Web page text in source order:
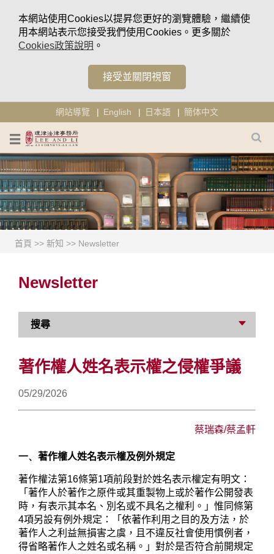
本網站使用Cookies以提昇您更好的瀏覽體驗，繼續使
用本網站表示您接受我們使用Cookies。更多關於
Cookies政策說明 。
接受並關閉視窗
網站導覽 English 日本語 簡体中文
首頁 >> 新知 >> Newsletter
Newsletter
搜尋
著作權人姓名表示權之侵權爭議
05/29/2026
蔡瑞森/蔡孟軒
一、 著作權人姓名表示權及例外規定
著作權法第16條第1項前段對於姓名表示權定有明文：
「著作人於著作之原件或其重製物上或於著作公開發表
時，有表示其本名、別名或不具名之權利。」惟同條第
4項另設有例外規定：「依著作利用之目的及方法，於
著作人之利益無損害之虞，且不違反社會使用慣例者，
得省略著作人之姓名或名稱。」對於是否符合前開規定